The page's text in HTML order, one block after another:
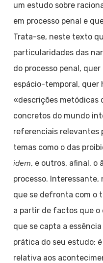
um estudo sobre
em processo penal e
Trata-se, neste texto
particularidades das
do processo penal,
espácio-temporal, quer
«descrições metódicas
concretos do mundo
referenciais relevantes
temas como o das
idem, e outros, afinal, o
processo. Interessante,
que se defronta com o
a partir de factos que o
que se capta a
prática do seu estudo:
relativa aos